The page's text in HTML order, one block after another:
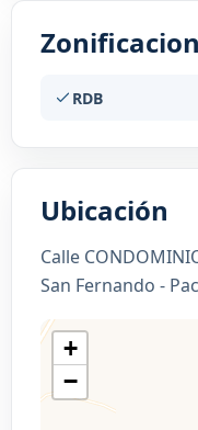
Zonificacion
RDB
Ubicación
Calle
San Fernando -
+
−